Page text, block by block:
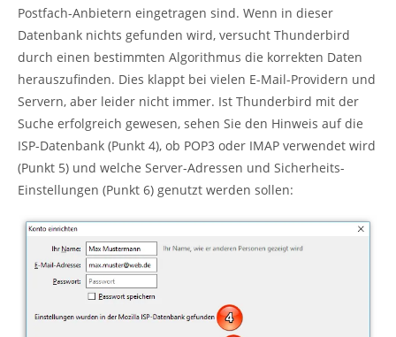
Postfach-Anbietern eingetragen sind. Wenn in dieser
Datenbank nichts gefunden wird, versucht Thunderbird
durch einen bestimmten Algorithmus die korrekten Daten
herauszufinden. Dies klappt bei vielen E-Mail-Providern und
Servern, aber leider nicht immer. Ist Thunderbird mit der
Suche erfolgreich gewesen, sehen Sie den Hinweis auf die
ISP-Datenbank (Punkt 4), ob POP3 oder IMAP verwendet wird
(Punkt 5) und welche Server-Adressen und Sicherheits-
Einstellungen (Punkt 6) genutzt werden sollen: